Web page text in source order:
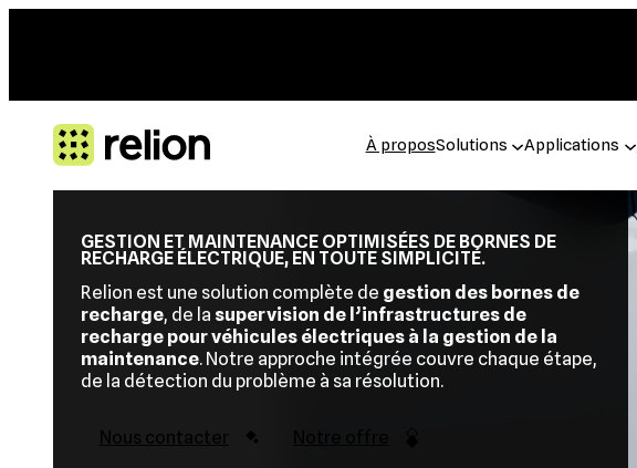
À proposSolutions Applications
GESTION ET MAINTENANCE OPTIMISÉES DE BORNES DE
RECHARGE ÉLECTRIQUE, EN TOUTE SIMPLICITÉ.
Relion est une solution complète de gestion des bornes de
recharge, de la supervision de l’infrastructures de
recharge pour véhicules électriques à la gestion de la
maintenance. Notre approche intégrée couvre chaque étape,
de la détection du problème à sa résolution.
Nous contacter